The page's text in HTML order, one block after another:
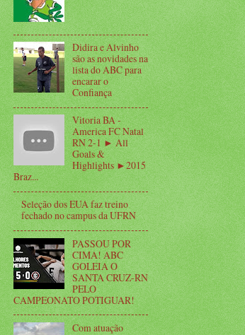
Didira e Alvinho
são as novidades na
lista do ABC para
encarar o
Confiança
Vitoria BA -
America FC Natal
RN 2-1 ► All
Goals &
Highlights ►2015
Braz...
Seleção dos EUA faz treino
fechado no campus da UFRN
PASSOU POR
CIMA! ABC
GOLEIA O
SANTA CRUZ-RN
PELO
CAMPEONATO POTIGUAR!
Com atuação